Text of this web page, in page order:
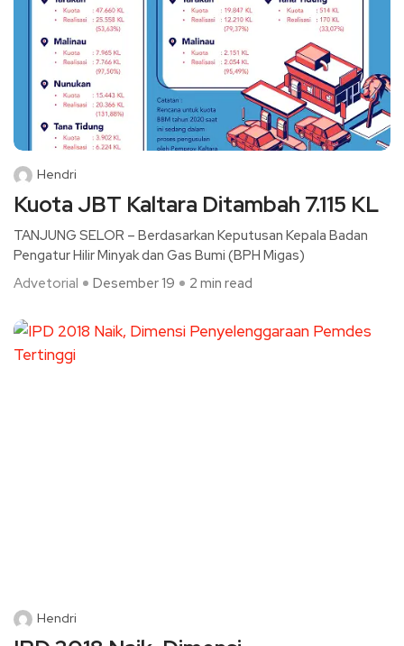
Hendri
Kuota JBT Kaltara Ditambah 7.115 KL
TANJUNG SELOR – Berdasarkan Keputusan Kepala Badan
Pengatur Hilir Minyak dan Gas Bumi (BPH Migas)
Advetorial
Desember 19 2 min read
Hendri